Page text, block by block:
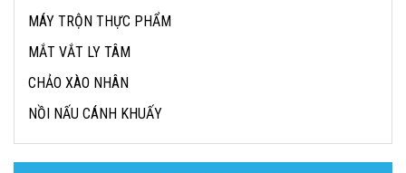
MÁY TRỘN THỰC PHẨM
MẮT VẮT LY TÂM
CHẢO XÀO NHÂN
NỒI NẤU CÁNH KHUẤY